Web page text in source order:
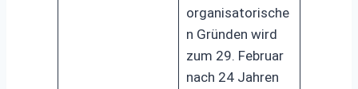
organisatorische
n Gründen wird
zum 29. Februar
nach 24 Jahren